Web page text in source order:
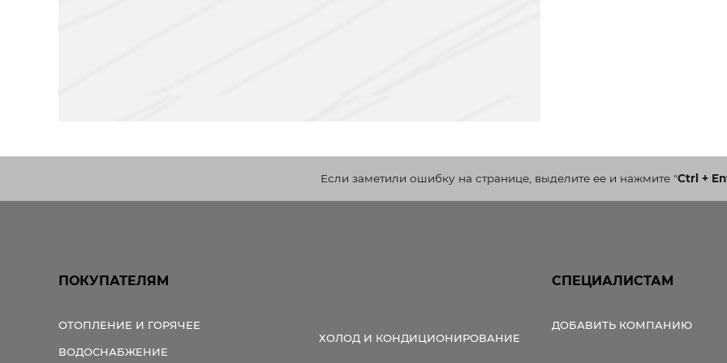
Если заметили ошибку на странице, выделите ее и нажмите"Ctrl +
ПОКУПАТЕЛЯМ
ОТОПЛЕНИЕ И ГОРЯЧЕЕ
ВОДОСНАБЖЕНИЕ
ХОЛОД И КОНДИЦИОНИРОВАНИЕ
СПЕЦИАЛИСТАМ
ДОБАВИТЬ КОМПАНИЮ